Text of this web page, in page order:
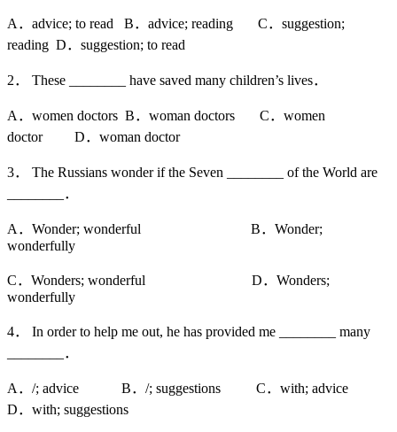
A．advice; to read B．advice; reading C．suggestion;
reading D．suggestion; to read
2． These ________ have saved many children’s lives．
A．women doctors B．woman doctors C．women
doctor D．woman doctor
3． The Russians wonder if the Seven ________ of the World are
________．
A．Wonder; wonderful B．Wonder;
wonderfully
C．Wonders; wonderful D．Wonders;
wonderfully
4． In order to help me out, he has provided me ________ many
________．
A．/; advice B．/; suggestions C．with; advice
D．with; suggestions